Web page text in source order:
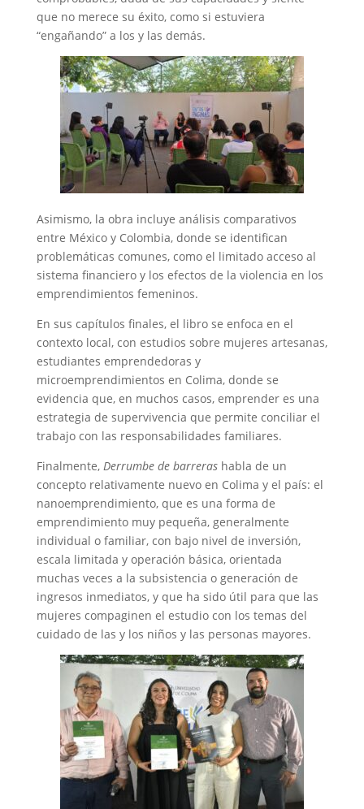
que no merece su éxito, como si estuviera
“engañando” a los y las demás.
Asimismo, la obra incluye análisis comparativos
entre México y Colombia, donde se identifican
problemáticas comunes, como el limitado acceso al
sistema financiero y los efectos de la violencia en los
emprendimientos femeninos.
En sus capítulos finales, el libro se enfoca en el
contexto local, con estudios sobre mujeres artesanas,
estudiantes emprendedoras y
microemprendimientos en Colima, donde se
evidencia que, en muchos casos, emprender es una
estrategia de supervivencia que permite conciliar el
trabajo con las responsabilidades familiares.
Finalmente, Derrumbe de barrerashabla de un
concepto relativamente nuevo en Colima y el país: el
nanoemprendimiento, que es una forma de
emprendimiento muy pequeña, generalmente
individual o familiar, con bajo nivel de inversión,
escala limitada y operación básica, orientada
muchas veces a la subsistencia o generación de
ingresos inmediatos, y que ha sido útil para que las
mujeres compaginen el estudio con los temas del
cuidado de las y los niños y las personas mayores.